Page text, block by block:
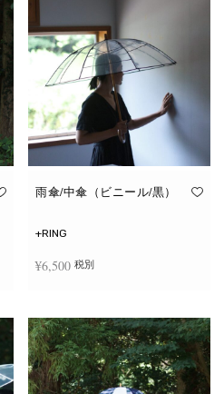
雨傘/中傘（ビニール/黒）
+RING
¥6,500 税別